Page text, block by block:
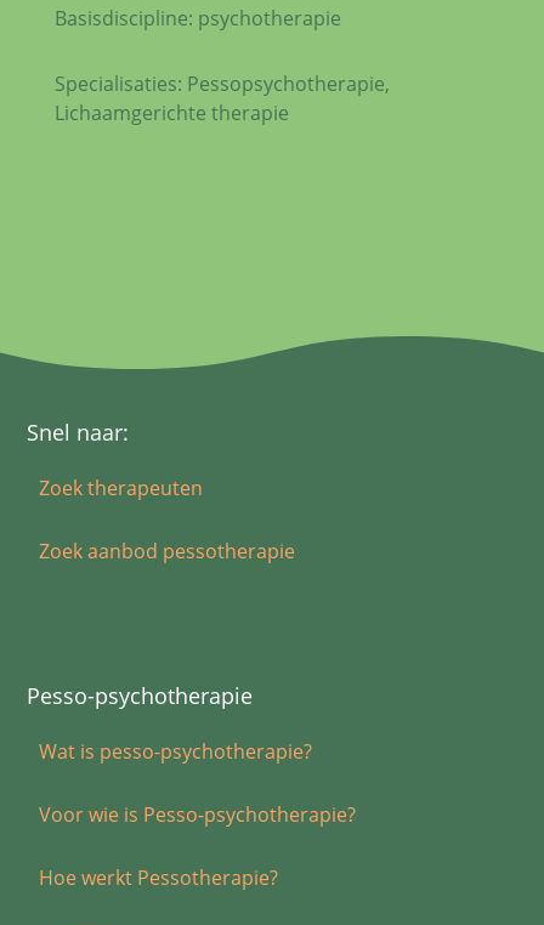
Basisdiscipline: psychotherapie
Specialisaties: Pessopsychotherapie,
Lichaamgerichte therapie
Snel naar:
Zoek therapeuten
Zoek aanbod pessotherapie
Pesso-psychotherapie
Wat is pesso-psychotherapie?
Voor wie is Pesso-psychotherapie?
Hoe werkt Pessotherapie?